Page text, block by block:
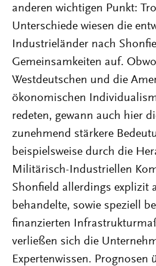
anderen wichtigen Punkt:
Unterschiede wiesen die
Industrieländer nach
Gemeinsamkeiten auf.
Westdeutschen und die
ökonomischen
redeten, gewann auch hier
zunehmend stärkere
beispielsweise durch die
Militärisch-Industriellen
Shonfield allerdings explizit
behandelte, sowie speziell
finanzierten
verließen sich die
Expertenwissen. Prognosen